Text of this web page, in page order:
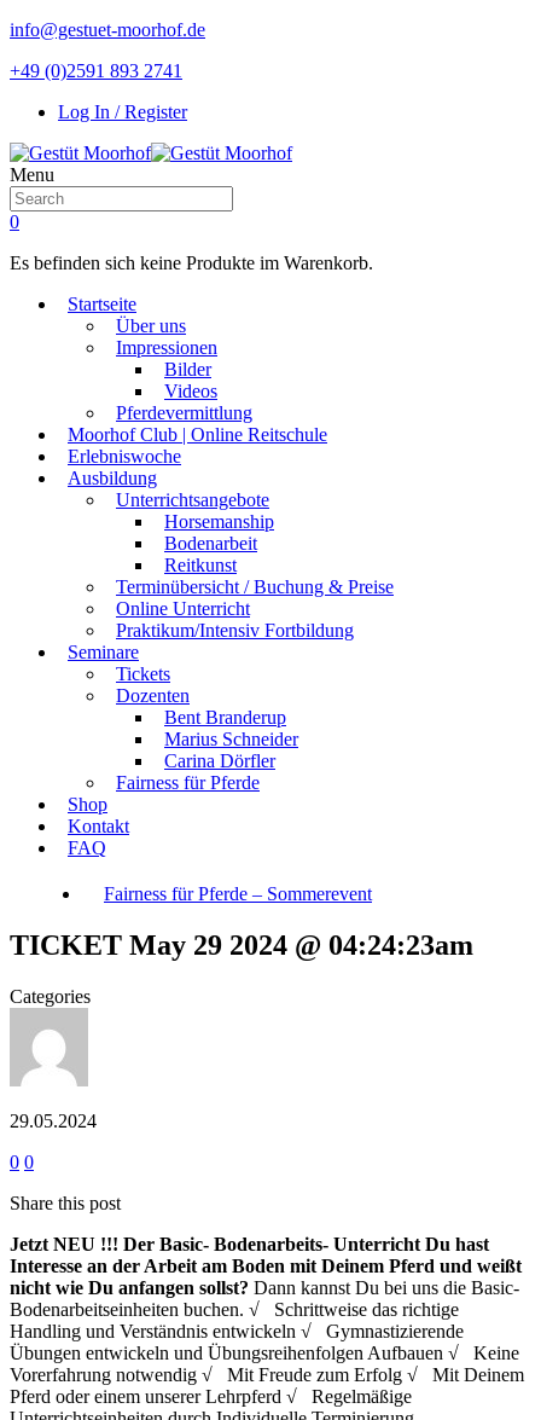
info@gestuet-moorhof.de
+49 (0)2591 893 2741
Log In / Register
Menu
0
Es befinden sich keine Produkte im Warenkorb.
Startseite
Über uns
Impressionen
Bilder
Videos
Pferdevermittlung
Moorhof Club | Online Reitschule
Erlebniswoche
Ausbildung
Unterrichtsangebote
Horsemanship
Bodenarbeit
Reitkunst
Terminübersicht / Buchung & Preise
Online Unterricht
Praktikum/Intensiv Fortbildung
Seminare
Tickets
Dozenten
Bent Branderup
Marius Schneider
Carina Dörfler
Fairness für Pferde
Shop
Kontakt
FAQ
Fairness für Pferde – Sommerevent
TICKET May 29 2024 @ 04:24:23am
Categories
29.05.2024
0 0
Share this post
Jetzt NEU !!! Der Basic- Bodenarbeits- Unterricht Du hast
Interesse an der Arbeit am Boden mit Deinem Pferd und weißt
nicht wie Du anfangen sollst? Dann kannst Du bei uns die Basic-
Bodenarbeitseinheiten buchen. √ Schrittweise das richtige
Handling und Verständnis entwickeln √ Gymnastizierende
Übungen entwickeln und Übungsreihenfolgen Aufbauen √ Keine
Vorerfahrung notwendig √ Mit Freude zum Erfolg √ Mit Deinem
Pferd oder einem unserer Lehrpferd √ Regelmäßige